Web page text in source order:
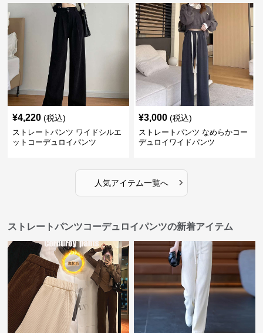
¥4,220 (税込)
ストレートパンツ ワイドシルエ
ットコーデュロイパンツ
¥3,000 (税込)
ストレートパンツ なめらかコー
デュロイワイドパンツ
人気アイテム一覧へ ›
ストレートパンツコーデュロイパンツの新着アイテム